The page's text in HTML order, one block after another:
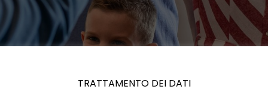
TRATTAMENTO DEI DATI